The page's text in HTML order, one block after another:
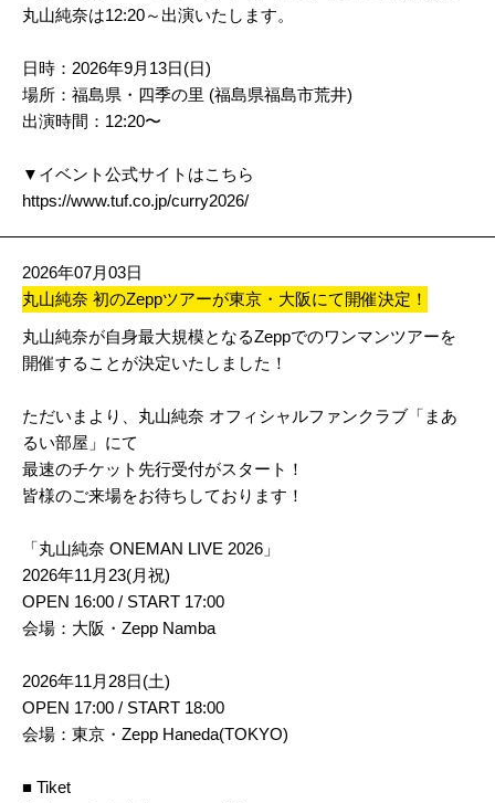
丸山純奈は12:20～出演いたします。
日時：2026年9月13日(日)
場所：福島県・四季の里 (福島県福島市荒井)
出演時間：12:20〜
▼イベント公式サイトはこちら
https://www.tuf.co.jp/curry2026/
2026年07月03日
丸山純奈 初のZeppツアーが東京・大阪にて開催決定！
丸山純奈が自身最大規模となるZeppでのワンマンツアーを
開催することが決定いたしました！
ただいまより、丸山純奈 オフィシャルファンクラブ「まあ
るい部屋」にて
最速のチケット先行受付がスタート！
皆様のご来場をお待ちしております！
「丸山純奈 ONEMAN LIVE 2026」
2026年11月23(月祝)
OPEN 16:00 / START 17:00
会場：大阪・Zepp Namba
2026年11月28日(土)
OPEN 17:00 / START 18:00
会場：東京・Zepp Haneda(TOKYO)
■ Tiket